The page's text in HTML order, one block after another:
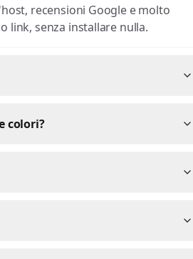
recensioni Google e molto
link, senza installare nulla.
colori?